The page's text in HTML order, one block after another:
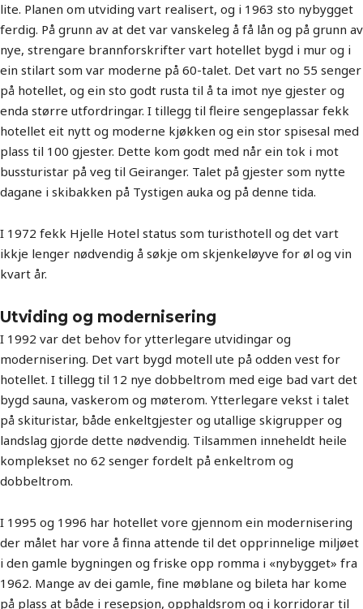
lite. Planen om utviding vart realisert, og i 1963 sto nybygget
ferdig. På grunn av at det var vanskeleg å få lån og på grunn av
nye, strengare brannforskrifter vart hotellet bygd i mur og i
ein stilart som var moderne på 60-talet. Det vart no 55 senger
på hotellet, og ein sto godt rusta til å ta imot nye gjester og
enda større utfordringar. I tillegg til fleire sengeplassar fekk
hotellet eit nytt og moderne kjøkken og ein stor spisesal med
plass til 100 gjester. Dette kom godt med når ein tok i mot
bussturistar på veg til Geiranger. Talet på gjester som nytte
dagane i skibakken på Tystigen auka og på denne tida.
I 1972 fekk Hjelle Hotel status som turisthotell og det vart
ikkje lenger nødvendig å søkje om skjenkeløyve for øl og vin
kvart år.
Utviding og modernisering
I 1992 var det behov for ytterlegare utvidingar og
modernisering. Det vart bygd motell ute på odden vest for
hotellet. I tillegg til 12 nye dobbeltrom med eige bad vart det
bygd sauna, vaskerom og møterom. Ytterlegare vekst i talet
på skituristar, både enkeltgjester og utallige skigrupper og
landslag gjorde dette nødvendig. Tilsammen inneheldt heile
komplekset no 62 senger fordelt på enkeltrom og
dobbeltrom.
I 1995 og 1996 har hotellet vore gjennom ein modernisering
der målet har vore å finna attende til det opprinnelige miljøet
i den gamle bygningen og friske opp romma i «nybygget» fra
1962. Mange av dei gamle, fine møblane og bileta har kome
på plass at både i resepsjon, opphaldsrom og i korridorar til